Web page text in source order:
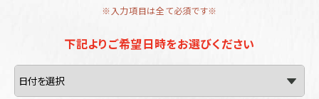
※入力項目は全て必須です※
下記よりご希望日時をお選びください